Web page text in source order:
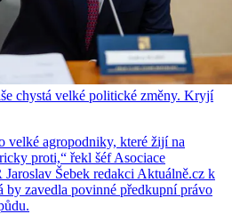
chystá velké politické změny. Kryjí
velké agropodniky, které žijí na
proti,“ řekl šéf Asociace
Šebek redakci Aktuálně.cz k
by zavedla povinné předkupní právo